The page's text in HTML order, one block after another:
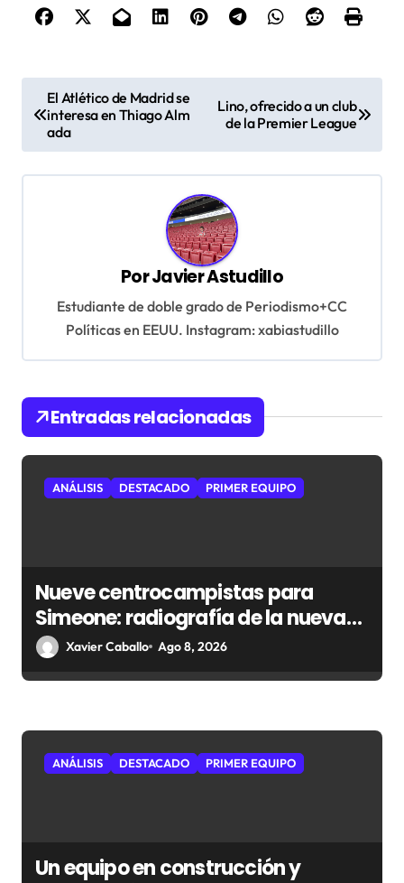
a
v
e
n
d
e
d
a
El Atlético de Madrid se
interesa en Thiago Alm
ada
Lino, ofrecido a un club
de la Premier League
PorJavier Astudillo
Estudiante de doble grado de Periodismo+CC
Políticas en EEUU. Instagram: xabiastudillo
Entradas relacionadas
ANÁLISIS DESTACADO PRIMER EQUIPO
Nueve centrocampistas para
Simeone: radiografía de la nueva
medular del Atlético
Xavier Caballo Ago 8, 2026
ANÁLISIS DESTACADO PRIMER EQUIPO
Un equipo en construcción y